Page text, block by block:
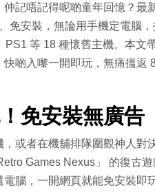
記唔記得呢啲童年回憶？最
安裝，無論用手機定電腦
等 18 種懷舊主機。本文
啲入嚟一開即玩，無痛搵返
免安裝無廣告
或者在機舖排隊圍觀神人對
Games Nexus」 的復古
腦，一開網頁就能免安裝即